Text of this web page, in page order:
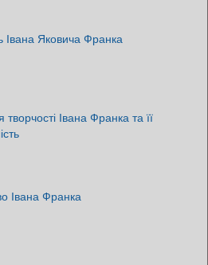
Івана Яковича Франка
Івана Франка та її
Івана Франка